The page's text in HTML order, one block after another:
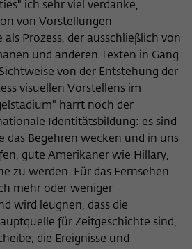
ich sehr viel verdanke,
von Vorstellungen
Prozess, der ausschließlich von
und anderen Texten in Gang
von der Entstehung der
visuellen Vorstellens im
harrt noch der
Identitätsbildung: es sind
das Begehren wecken und in uns
gute Amerikaner wie Hillary,
zu werden. Für das Fernsehen
mehr oder weniger
wird leugnen, dass die
für Zeitgeschichte sind,
die Ereignisse und